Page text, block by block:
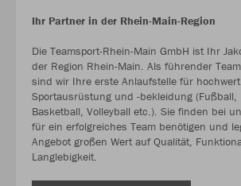
Ihr Partner in der Rhein-Main-Region
Die Teamsport-Rhein-Main GmbH ist Ihr
der Region Rhein-Main. Als führender
sind wir Ihre erste Anlaufstelle für
Sportausrüstung und -bekleidung (Fußball,
Basketball, Volleyball etc.). Sie finden bei
für ein erfolgreiches Team benötigen und
Angebot großen Wert auf Qualität,
Langlebigkeit.